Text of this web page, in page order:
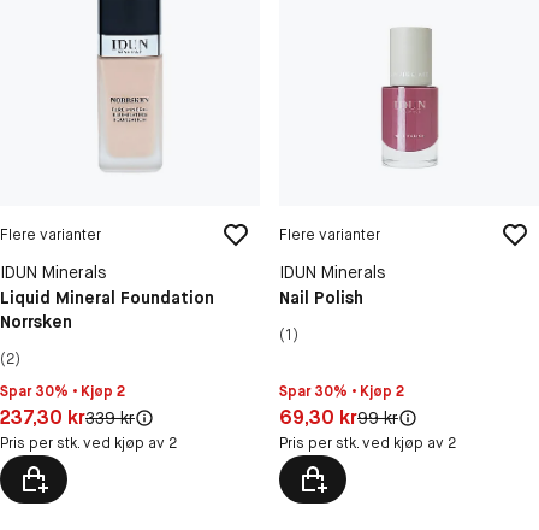
Flere varianter
IDUN Minerals
Liquid Mineral Foundation
Norrsken
(2)
Spar 30% • Kjøp 2
Pris: 237,30 kr
237,30 krOriginal pris:
339 kr
Pris per stk. ved kjøp av 2
Flere varianter
IDUN Minerals
Nail Polish
(1)
Spar 30% • Kjøp 2
Pris: 69,30 kr
69,30 krOriginal pris:
99 kr
Pris per stk. ved kjøp av 2